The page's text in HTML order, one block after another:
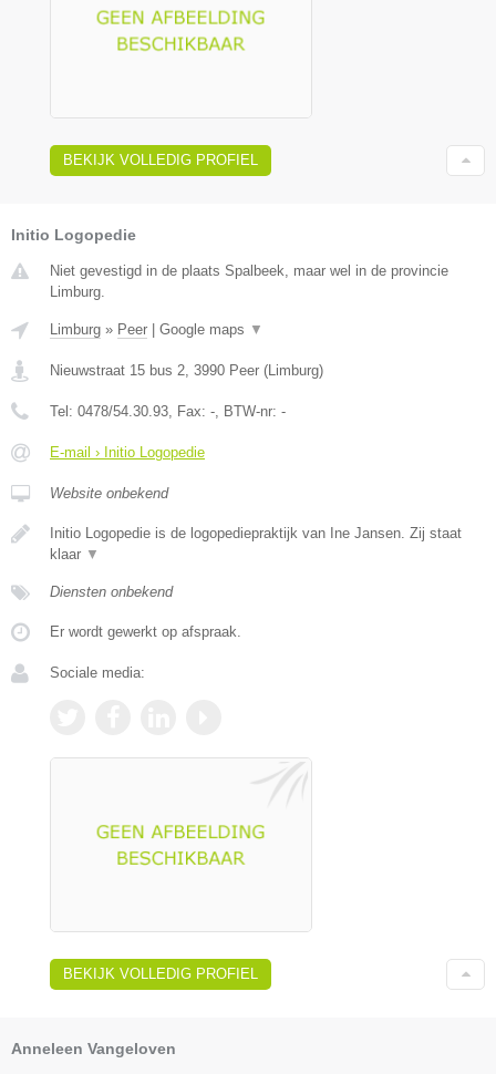
BEKIJK VOLLEDIG PROFIEL
Initio Logopedie
Niet gevestigd in de plaats Spalbeek, maar wel in de provincie
Limburg.
Limburg » Peer | Google maps ▼
Nieuwstraat 15 bus 2 3990 Peer (Limburg)
Tel: 0478/54.30.93 , Fax: - , BTW-nr: -
E-mail › Initio Logopedie
Website onbekend
Initio Logopedie is de logopediepraktijk van Ine Jansen. Zij staat
klaar ▼
Diensten onbekend
Er wordt gewerkt op afspraak.
Sociale media:
BEKIJK VOLLEDIG PROFIEL
Anneleen Vangeloven